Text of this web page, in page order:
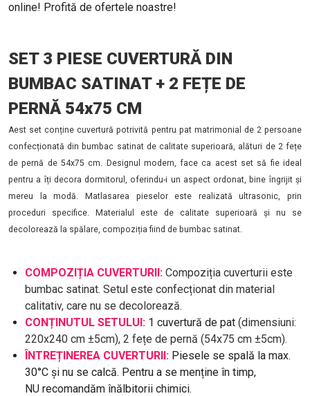
online! Profită de ofertele noastre!
SET 3 PIESE CUVERTURĂ DIN
BUMBAC SATINAT + 2 FEȚE DE
PERNĂ 54x75 CM
Aest set conține cuvertură potrivită pentru pat matrimonial de 2 persoane
confecționată din bumbac satinat de calitate superioară, alături de 2 fețe
de pernă de 54x75 cm. Designul modern, face ca acest set să fie ideal
pentru a îți decora dormitorul, oferindu-i un aspect ordonat, bine îngrijit și
mereu la modă. Matlasarea pieselor este realizată ultrasonic, prin
proceduri specifice. Materialul este de calitate superioară și nu se
decolorează la spălare, compoziția fiind de bumbac satinat.
COMPOZIȚIA CUVERTURII: Compoziția cuverturii este
bumbac satinat. Setul este confecționat din material
calitativ, care nu se decolorează.
CONȚINUTUL SETULUI: 1 cuvertură de pat (dimensiuni:
220x240 cm ±5cm), 2 fețe de pernă (54x75 cm ±5cm).
ÎNTREȚINEREA CUVERTURII: Piesele se spală la max.
30°C și nu se calcă. Pentru a se menține în timp,
NU recomandăm înălbitorii chimici.